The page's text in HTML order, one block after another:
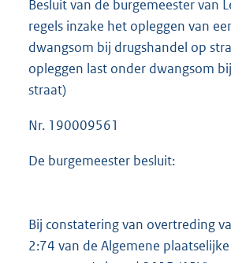
Besluit van de burgemeester van
regels inzake het opleggen van
dwangsom bij drugshandel op
opleggen last onder dwangsom
straat)
Nr. 190009561
De burgemeester besluit:
Bij constatering van overtreding
2:74 van de Algemene